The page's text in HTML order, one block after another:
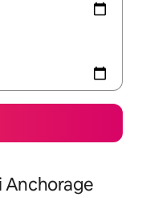
Anchorage